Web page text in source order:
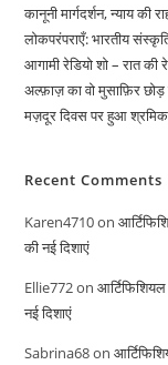
कानूनी मार्गदर्शन, न्याय की
लोकपरंपराएँ: भारतीय
आगामी रेडियो शो – रात की
अल्फ़ाज़ का वो मुसाफ़िर
मज़दूर दिवस पर हुआ श्रमिक
Recent Comments
Karen4710on
की नई दिशाएं
Ellie772on
नई दिशाएं
Sabrina68on